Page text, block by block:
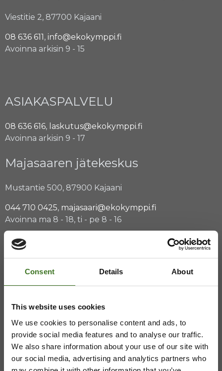
Consent Details About
This website uses cookies
We use cookies to personalise content and ads, to
provide social media features and to analyse our traffic.
We also share information about your use of our site with
our social media, advertising and analytics partners who
Viestitie 2, 87700 Kajaani
08 636 611, info@ekokymppi.fi
Avoinna arkisin 9 - 15
ASIAKASPALVELU
08 636 616, laskutus@ekokymppi.fi
Avoinna arkisin 9 - 17
Majasaaren jätekeskus
Mustantie 500, 87900 Kajaani
044 710 0425, majasaari@ekokymppi.fi
Avoinna ma 8 - 18, ti - pe 8 - 16
Saavutettavuusseloste Tietosuojaselosteita